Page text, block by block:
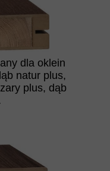
dla oklein
natur plus,
plus, dąb